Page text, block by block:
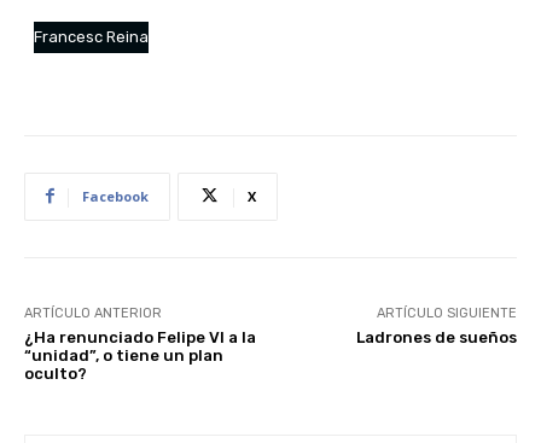
Francesc Reina
Facebook X
ARTÍCULO ANTERIOR
¿Ha renunciado Felipe VI a la
“unidad”, o tiene un plan
oculto?
ARTÍCULO SIGUIENTE
Ladrones de sueños